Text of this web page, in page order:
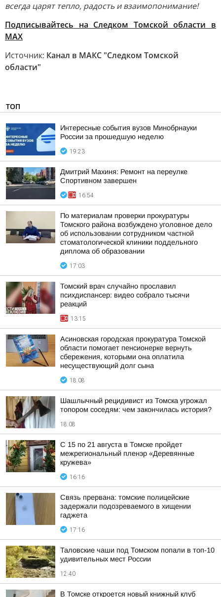
всегда царят тепло, радость и взаимопонимание!
Подписывайтесь на Следком Томской области в
МАХ
Источник: Канал в МАКС "Следком Томской
области"
ТОП
Интересные события вузов Минобрнауки
России за прошедшую неделю
19:23
Дмитрий Махиня: Ремонт на переулке
Спортивном завершен
16:54
По материалам проверки прокуратуры
Томского района возбуждено уголовное дело
об использовании сотрудником частной
стоматологической клиники поддельного
диплома об образовании
17:03
Томский врач случайно прославил
психдиспансер: видео собрало тысячи
реакций
13:15
Асиновская городская прокуратура Томской
области помогает пенсионерке вернуть
сбережения, которыми она оплатила
несуществующий долг сына
18:08
Шашлычный рецидивист из Томска угрожал
топором соседям: чем закончилась история?
18:08
С 15 по 21 августа в Томске пройдет
межрегиональный пленэр «Деревянные
кружева»
16:16
Связь прервана: томские полицейские
задержали подозреваемого в хищении
гаджета
17:16
Таловские чаши под Томском попали в топ-10
удивительных мест России
12:40
В Томске откроется новый книжный клуб